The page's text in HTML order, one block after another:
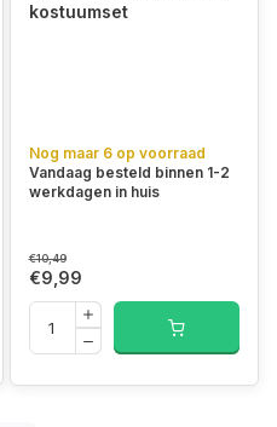
kostuumset
Nog maar 6 op voorraad
Vandaag besteld binnen 1-2
werkdagen in huis
€10,49
€9,99